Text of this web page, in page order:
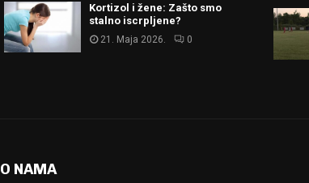
Kortizol i žene: Zašto smo
stalno iscrpljene?
21. Maja 2026. 0
O NAMA